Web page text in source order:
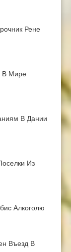
Рене
В Мире
В Дании
Из
Алкоголю
Въезд В